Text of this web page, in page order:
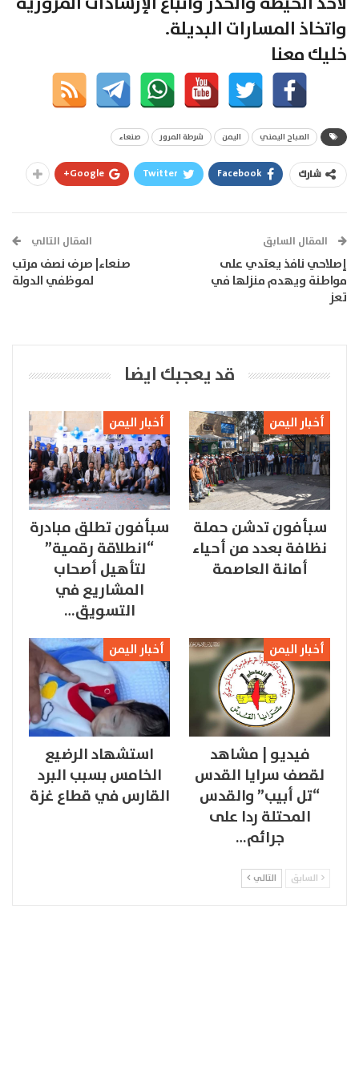
واتخاذ المسارات البديلة.
خليك معنا
الصباح اليمني اليمن شرطة المرور صنعاء
شارك Facebook
Twitter
Google+
المقال السابق
إصلاحي نافذ يعتدي على
مواطنة ويهدم منزلها في
تعز
المقال التالي
صنعاء| صرف نصف مرتب
لموظفي الدولة
قد يعجبك ايضا
أخبار اليمن
سبأفون تدشن حملة
نظافة بعدد من أحياء
أمانة العاصمة
أخبار اليمن
سبأفون تطلق مبادرة
“انطلاقة رقمية”
لتأهيل أصحاب
المشاريع في
التسويق…
أخبار اليمن
فيديو | مشاهد
لقصف سرايا القدس
“تل أبيب” والقدس
المحتلة ردا على
جرائم…
أخبار اليمن
استشهاد الرضيع
الخامس بسبب البرد
القارس في قطاع غزة
السابق التالي